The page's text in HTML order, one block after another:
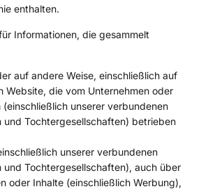
enthalten.
Informationen, die gesammelt
auf andere Weise, einschließlich auf
Website, die vom Unternehmen oder
(einschließlich unserer verbundenen
und Tochtergesellschaften) betrieben
unserer verbundenen
und Tochtergesellschaften), auch über
oder Inhalte (einschließlich Werbung),